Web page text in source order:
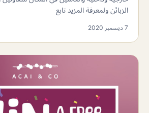
الزبائن ولمعرفة المزيد تابع
7 ديسمبر 2020